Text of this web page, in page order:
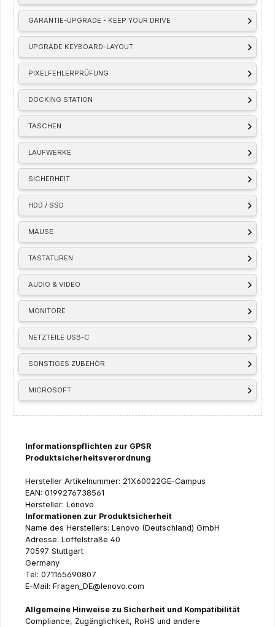
GARANTIE-UPGRADE - KEEP YOUR DRIVE
UPGRADE KEYBOARD-LAYOUT
PIXELFEHLERPRÜFUNG
DOCKING STATION
TASCHEN
LAUFWERKE
SICHERHEIT
HDD / SSD
MÄUSE
TASTATUREN
AUDIO & VIDEO
MONITORE
NETZTEILE USB-C
SONSTIGES ZUBEHÖR
MICROSOFT
Informationspflichten zur GPSR
Produktsicherheitsverordnung
Hersteller Artikelnummer: 21X60022GE-Campus
EAN: 0199276738561
Hersteller: Lenovo
Informationen zur Produktsicherheit
Name des Herstellers: Lenovo (Deutschland) GmbH
Adresse: Löffelstraße 40
70597 Stuttgart
Germany
Tel: 071165690807
E-Mail: Fragen_DE@lenovo.com
Allgemeine Hinweise zu Sicherheit und Kompatibilität
Compliance, Zugänglichkeit, RoHS und andere